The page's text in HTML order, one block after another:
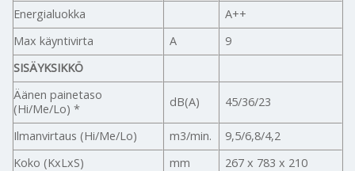
Energialuokka
A++
Max käyntivirta
A
9
SISÄYKSIKKÖ
Äänen painetaso
(Hi/Me/Lo) *
dB(A) 45/36/23
Ilmanvirtaus (Hi/Me/Lo) m3/min.
9,5/6,8/4,2
Koko (KxLxS)
mm
267 x 783 x 210